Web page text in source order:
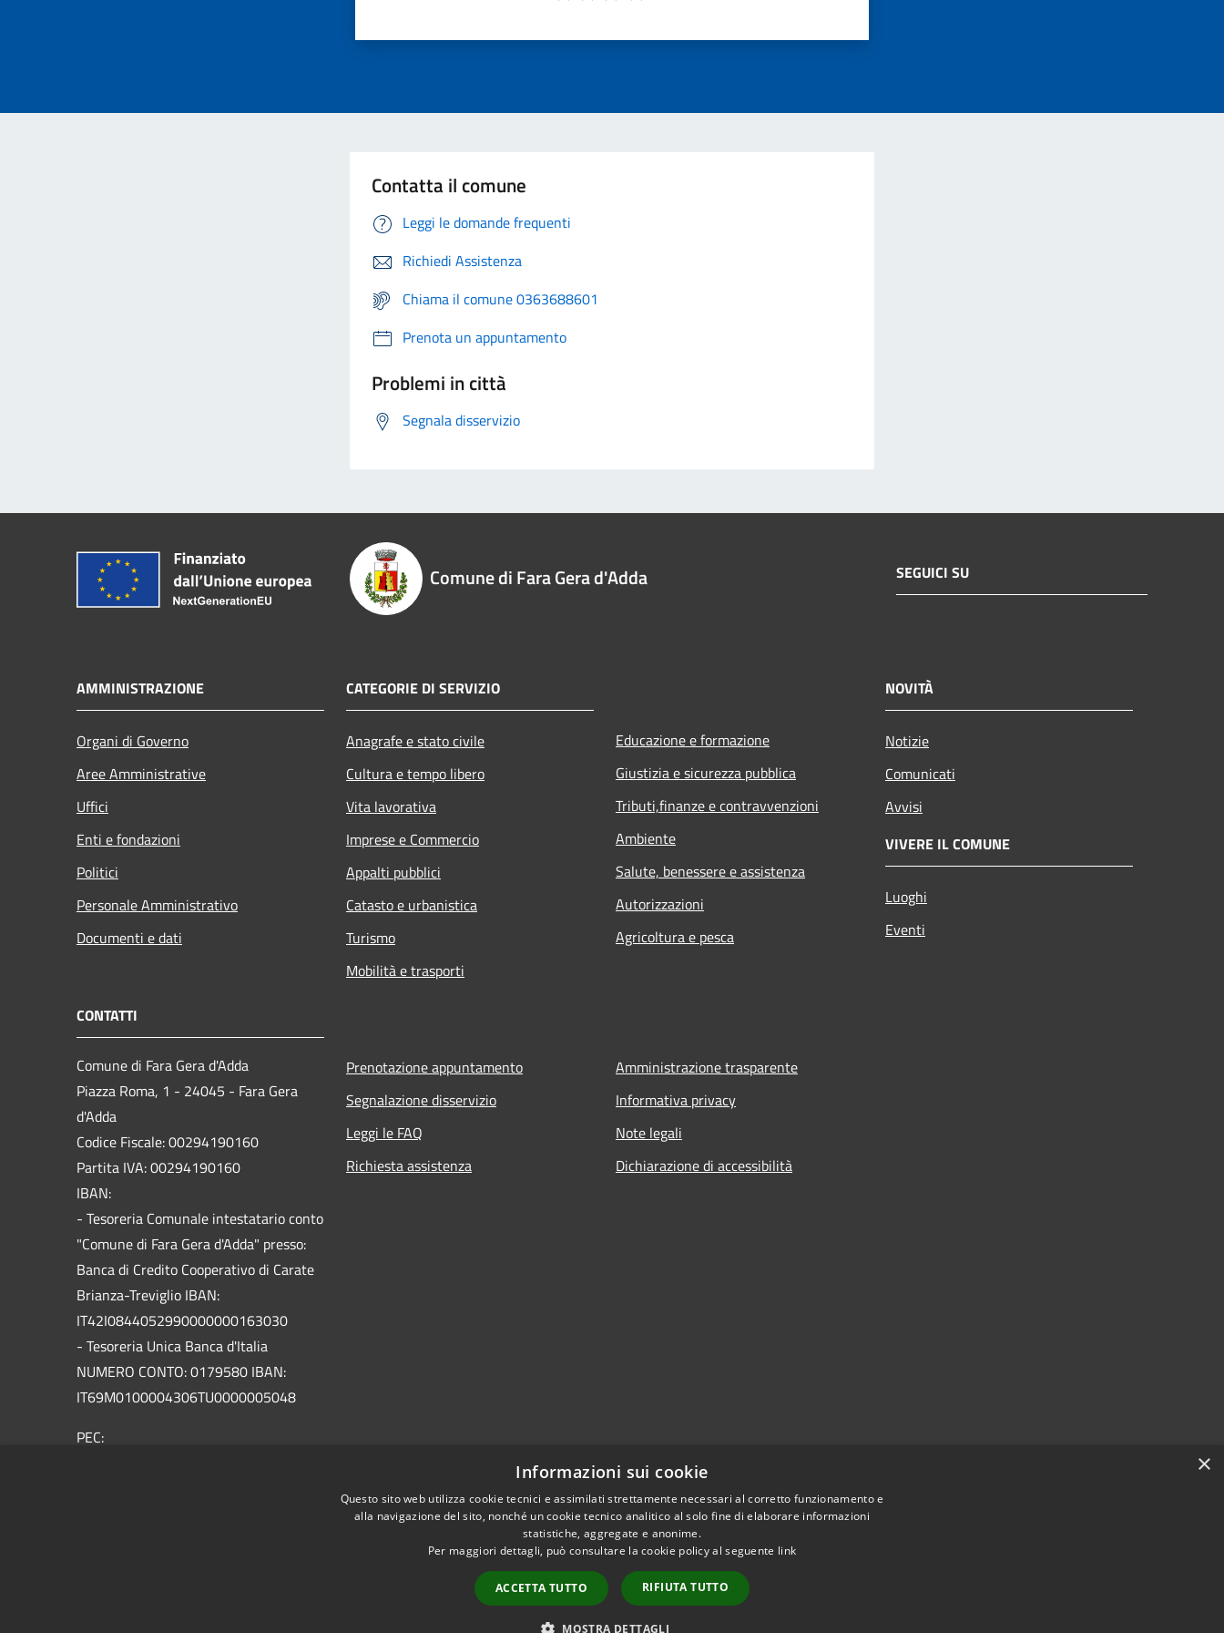
Contatta il comune
Leggi le domande frequenti
Richiedi Assistenza
Chiama il comune 0363688601
Prenota un appuntamento
Problemi in città
Segnala disservizio
Comune di Fara Gera d'Adda SEGUICI SU
AMMINISTRAZIONE
Organi di Governo
Aree Amministrative
Uffici
Enti e fondazioni
Politici
Personale Amministrativo
Documenti e dati
CATEGORIE DI SERVIZIO
Anagrafe e stato civile
Cultura e tempo libero
Vita lavorativa
Imprese e Commercio
Appalti pubblici
Catasto e urbanistica
Turismo
Mobilità e trasporti
Educazione e formazione
Giustizia e sicurezza pubblica
Tributi,finanze e contravvenzioni
Ambiente
Salute, benessere e assistenza
Autorizzazioni
Agricoltura e pesca
NOVITÀ
Notizie
Comunicati
Avvisi
VIVERE IL COMUNE
Luoghi
Eventi
CONTATTI
Comune di Fara Gera d'Adda
Piazza Roma, 1 - 24045 - Fara Gera
d'Adda
Codice Fiscale: 00294190160
Partita IVA: 00294190160
IBAN:
- Tesoreria Comunale intestatario conto
"Comune di Fara Gera d'Adda" presso:
Banca di Credito Cooperativo di Carate
Brianza-Treviglio IBAN:
IT42I0844052990000000163030
- Tesoreria Unica Banca d'Italia
NUMERO CONTO: 0179580 IBAN:
IT69M0100004306TU0000005048
PEC:
Prenotazione appuntamento
Segnalazione disservizio
Leggi le FAQ
Richiesta assistenza
Amministrazione trasparente
Informativa privacy
Note legali
Dichiarazione di accessibilità
Copyright © 2026 • Comune di Fara Gera d'Adda • Powered by
×
Informazioni sui cookie
Questo sito web utilizza cookie tecnici e assimilati strettamente necessari al corretto funzionamento e
alla navigazione del sito, nonché un cookie tecnico analitico al solo fine di elaborare informazioni
statistiche, aggregate e anonime.
Per maggiori dettagli, può consultare la cookie policy al seguente link
ACCETTA TUTTO RIFIUTA TUTTO
MOSTRA DETTAGLI